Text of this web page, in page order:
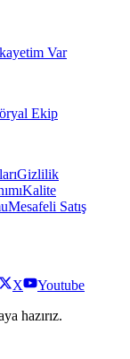
Var
Ekip
Gizlilik
Kalite
Mesafeli Satış
X
Youtube
hazırız.